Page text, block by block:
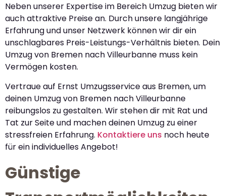
Neben unserer Expertise im Bereich Umzug bieten wir
auch attraktive Preise an. Durch unsere langjährige
Erfahrung und unser Netzwerk können wir dir ein
unschlagbares Preis-Leistungs-Verhältnis bieten. Dein
Umzug von Bremen nach Villeurbanne muss kein
Vermögen kosten.
Vertraue auf Ernst Umzugsservice aus Bremen, um
deinen Umzug von Bremen nach Villeurbanne
reibungslos zu gestalten. Wir stehen dir mit Rat und
Tat zur Seite und machen deinen Umzug zu einer
stressfreien Erfahrung. Kontaktiere uns noch heute
für ein individuelles Angebot!
Günstige